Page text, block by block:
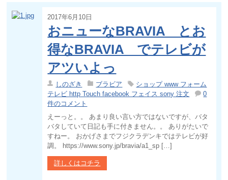
2017年6月10日
おニューなBRAVIA とお
得なBRAVIA でテレビが
アツいよっ
しのざき ブラビア
ショップ www フォーム
テレビ http Touch facebook フェイス sony 注文
0
件のコメント
えーっと。。 あまり良い言い方ではないですが、バタ
バタしていて日記も手に付きません。。 ありがたいで
すねー。 おかげさまでフジクラデンキではテレビが好
調。 https://www.sony.jp/bravia/a1_sp […]
詳しくはコチラ